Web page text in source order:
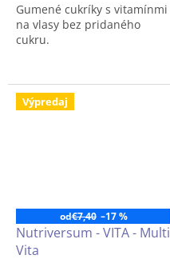
5
hviezdičiek.
Gumené cukríky s vitamínmi
na vlasy bez pridaného
cukru.
Výpredaj
od€7,40 –17 %
Nutriversum - VITA - Multi
Vita